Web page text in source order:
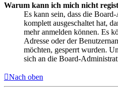
Warum kann ich mich nicht
Es kann sein, dass die
komplett ausgeschaltet hat,
mehr anmelden können. Es
Adresse oder der
möchten, gesperrt wurden.
sich an die Board-
Nach oben